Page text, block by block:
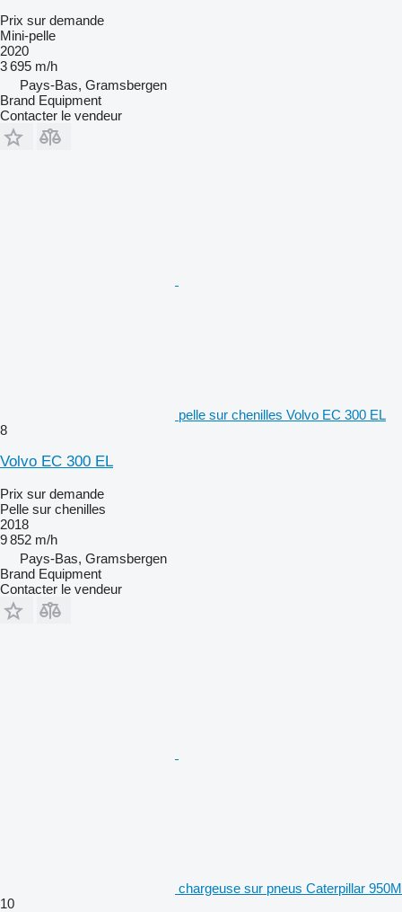
Prix sur demande
Mini-pelle
2020
3 695 m/h
Pays-Bas, Gramsbergen
Brand Equipment
Contacter le vendeur
pelle sur chenilles Volvo EC 300 EL
8
Volvo EC 300 EL
Prix sur demande
Pelle sur chenilles
2018
9 852 m/h
Pays-Bas, Gramsbergen
Brand Equipment
Contacter le vendeur
chargeuse sur pneus Caterpillar 950M
10